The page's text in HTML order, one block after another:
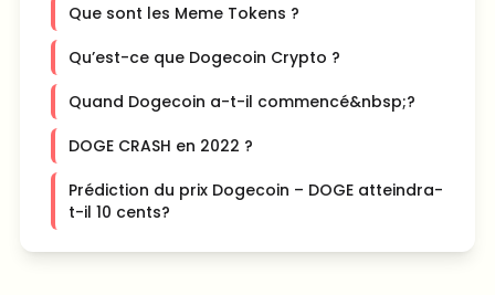
Que sont les Meme Tokens ?
Qu’est-ce que Dogecoin Crypto ?
Quand Dogecoin a-t-il commencé&nbsp;?
DOGE CRASH en 2022 ?
Prédiction du prix Dogecoin – DOGE atteindra-
t-il 10 cents?